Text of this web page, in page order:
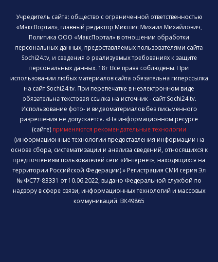
Учредитель сайта: общество с ограниченной ответственностью
«МаксПортал», главный редактор Микшис Михаил Михайлович,
Политика ООО «МаксПортал» в отношении обработки
персональных данных, предоставляемых пользователями сайта
Sochi24.tv, и сведения о реализуемых требованиях к защите
персональных данных. 18+ Все права соблюдены. При
использовании любых материалов сайта обязательна гиперссылка
на сайт Sochi24.tv. При перепечатке в неэлектронном виде
обязательна текстовая ссылка на источник - сайт Sochi24.tv.
Использование фото- и видеоматериалов без письменного
разрешения не допускается. «На информационном ресурсе
(сайте) применяются рекомендательные технологии
(информационные технологии предоставления информации на
основе сбора, систематизации и анализа сведений, относящихся к
предпочтениям пользователей сети «Интернет», находящихся на
территории Российской Федерации).» Регистрация СМИ серия Эл
№ ФС77-83331 от 10.06.2022, выдано Федеральной службой по
надзору в сфере связи, информационных технологий и массовых
коммуникаций. ВК49865